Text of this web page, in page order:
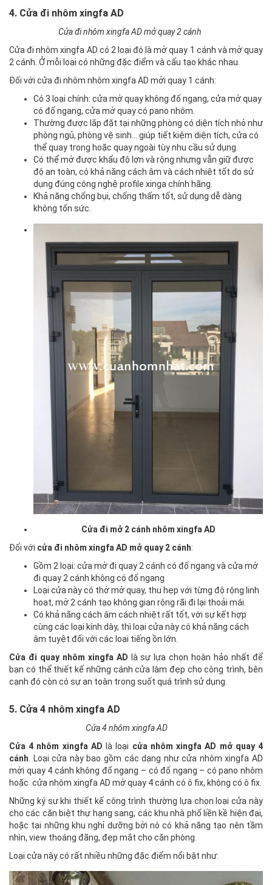
4. Cửa đi nhôm xingfa AD
Cửa đi nhôm xingfa AD mở quay 2 cánh
Cửa đi nhôm xingfa AD có 2 loại đó là mở quay 1 cánh và mở quay
2 cánh. Ở mỗi loại có những đặc điểm và cấu tạo khác nhau.
Đối với cửa đi nhôm nhôm xingfa AD mởi quay 1 cánh:
Có 3 loại chính: cửa mở quay không đố ngang, cửa mở quay
có đố ngang, cửa mở quay có pano nhôm.
Thường được lắp đặt tại những phòng có diện tích nhỏ như
phòng ngủ, phòng vệ sinh… giúp tiết kiệm diện tích, cửa có
thể quay trong hoặc quay ngoài tùy nhu cầu sử dụng.
Có thể mở được khẩu độ lợn và rộng nhưng vẫn giữ được
độ an toàn, có khả năng cách âm và cách nhiệt tốt do sử
dụng đúng công nghệ profile xinga chính hãng.
Khả năng chống bụi, chống thấm tốt, sử dụng dễ dàng
không tốn sức.
Cửa đi mở 2 cánh nhôm xingfa AD
Đối với cửa đi nhôm xingfa AD mở quay 2 cánh:
Gồm 2 loại: cửa mở đi quay 2 cánh có đố ngang và cửa mở
đi quay 2 cánh không có đố ngang
Loại cửa này có thở mở quay, thu hẹp với từng độ rộng linh
hoạt, mở 2 cánh tạo không gian rộng rãi đi lại thoải mái.
Có khả năng cách âm cách nhiệt rất tốt, với sự kết hợp
cùng các loại kính dày, thì loại cửa này có khả năng cách
âm tuyệt đối với các loại tiếng ồn lớn.
Cửa đi quay nhôm xingfa AD là sự lựa chọn hoàn hảo nhất để
bạn có thể thiết kế những cánh cửa làm đẹp cho công trình, bên
cạnh đó còn có sự an toàn trong suốt quá trình sử dụng.
5. Cửa 4 nhôm xingfa AD
Cửa 4 nhôm xingfa AD
Cửa 4 nhôm xingfa AD là loại cửa nhôm xingfa AD mở quay 4
cánh . Loại cửa này bao gồm các dạng như cửa nhôm xingfa AD
mởi quay 4 cánh không đố ngang – có đố ngang – có pano nhôm
hoặc cửa nhôm xingfa AD mở quay 4 cánh có ô fix, không có ô fix.
Những ký sư khi thiết kế công trình thường lựa chọn loại cửa này
cho các căn biệt thự hạng sang, các khu nhà phố liền kề hiện đại,
hoặc tại những khu nghỉ dưỡng bởi nó có khả năng tạo nên tầm
nhìn, view thoáng đãng, đẹp mắt cho căn phòng.
Loại cửa này có rất nhiều những đặc điểm nổi bật như: